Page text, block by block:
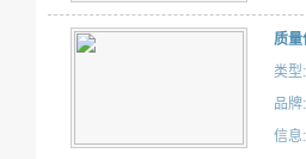
质量
类型:
品牌:
信息: